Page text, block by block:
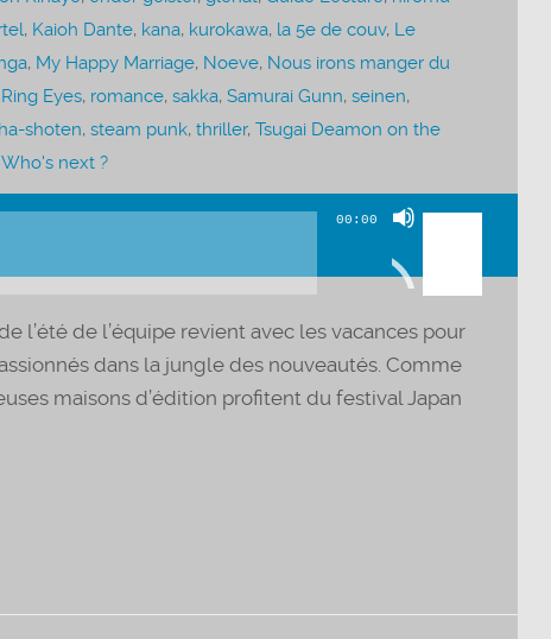
, Kaioh Dante, kana, kurokawa, la 5e de couv, Le
, My Happy Marriage, Noeve, Nous irons manger du
Ring Eyes, romance, sakka, Samurai Gunn, seinen,
shoten, steam punk, thriller, Tsugai Deamon on the
Who's next ?
00:00
Utilisez
flèches
pour
augmenter
ou
l’été de l’équipe revient avec les vacances pour
dans la jungle des nouveautés. Comme
maisons d’édition profitent du festival Japan